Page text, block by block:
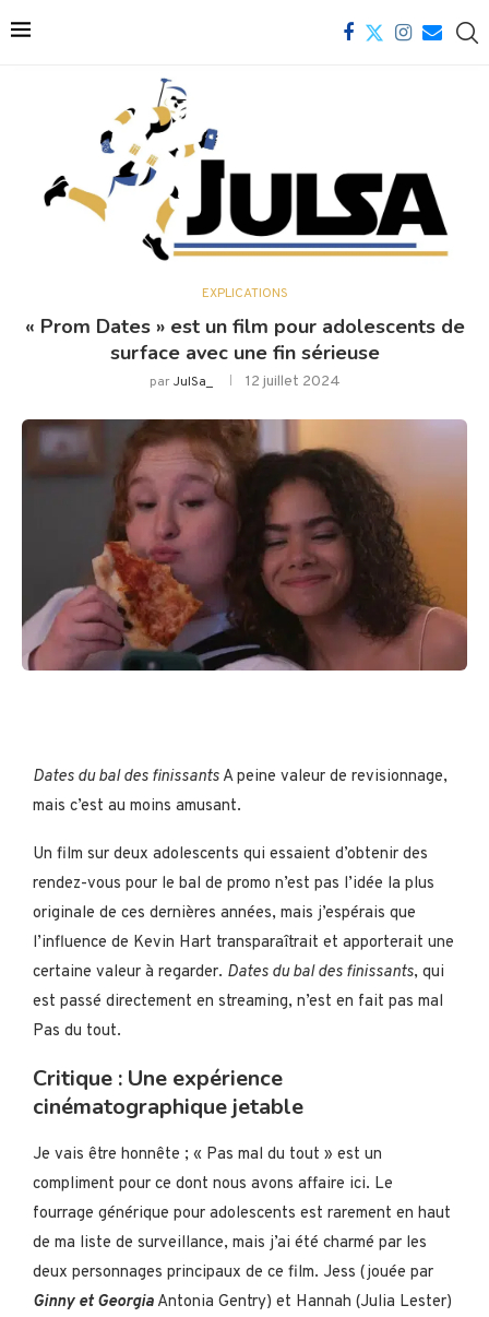
EXPLICATIONS
« Prom Dates » est un film pour adolescents de
surface avec une fin sérieuse
parJulSa_ 12 juillet 2024
Dates du bal des finissants A peine valeur de revisionnage,
mais c’est au moins amusant.
Un film sur deux adolescents qui essaient d’obtenir des
rendez-vous pour le bal de promo n’est pas l’idée la plus
originale de ces dernières années, mais j’espérais que
l’influence de Kevin Hart transparaîtrait et apporterait une
certaine valeur à regarder. Dates du bal des finissants, qui
est passé directement en streaming, n’est en fait pas mal
Pas du tout.
Critique : Une expérience
cinématographique jetable
Je vais être honnête ; « Pas mal du tout » est un
compliment pour ce dont nous avons affaire ici. Le
fourrage générique pour adolescents est rarement en haut
de ma liste de surveillance, mais j’ai été charmé par les
deux personnages principaux de ce film. Jess (jouée par
Ginny et Georgia Antonia Gentry) et Hannah (Julia Lester)